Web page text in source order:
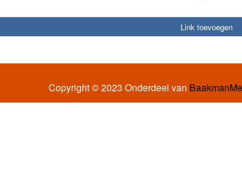
Link toevoegen
Copyright © 2023 Onderdeel van